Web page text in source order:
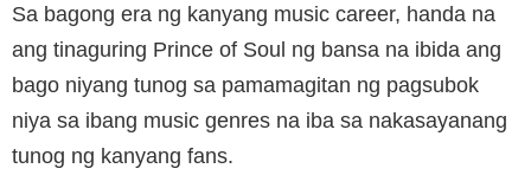
Sa bagong era ng kanyang music career, handa na
ang tinaguring Prince of Soul ng bansa na ibida ang
bago niyang tunog sa pamamagitan ng pagsubok
niya sa ibang music genres na iba sa nakasayanang
tunog ng kanyang fans.